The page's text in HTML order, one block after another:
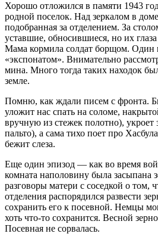
Хорошо отложился в памяти 1943
родной поселок. Над зеркалом в
подобранная за отделением. За
уставшие, обносившиеся, но их
Мама кормила солдат борщом. Один
«экспонатом». Внимательно
мина. Много тогда таких находок
земле.
Помню, как ждали писем с фронта.
уложит нас спать на соломе,
вручную из стежек полотно), укроет
пальто), а сама тихо поет про
бежит слеза.
Еще один эпизод — как во время
комната наполовину была
разговоры матери с соседкой о том,
отделения распорядился развести
сохранить его к посевной. Немцы
хоть что-то сохранится. Весной
Посевная не сорвалась.